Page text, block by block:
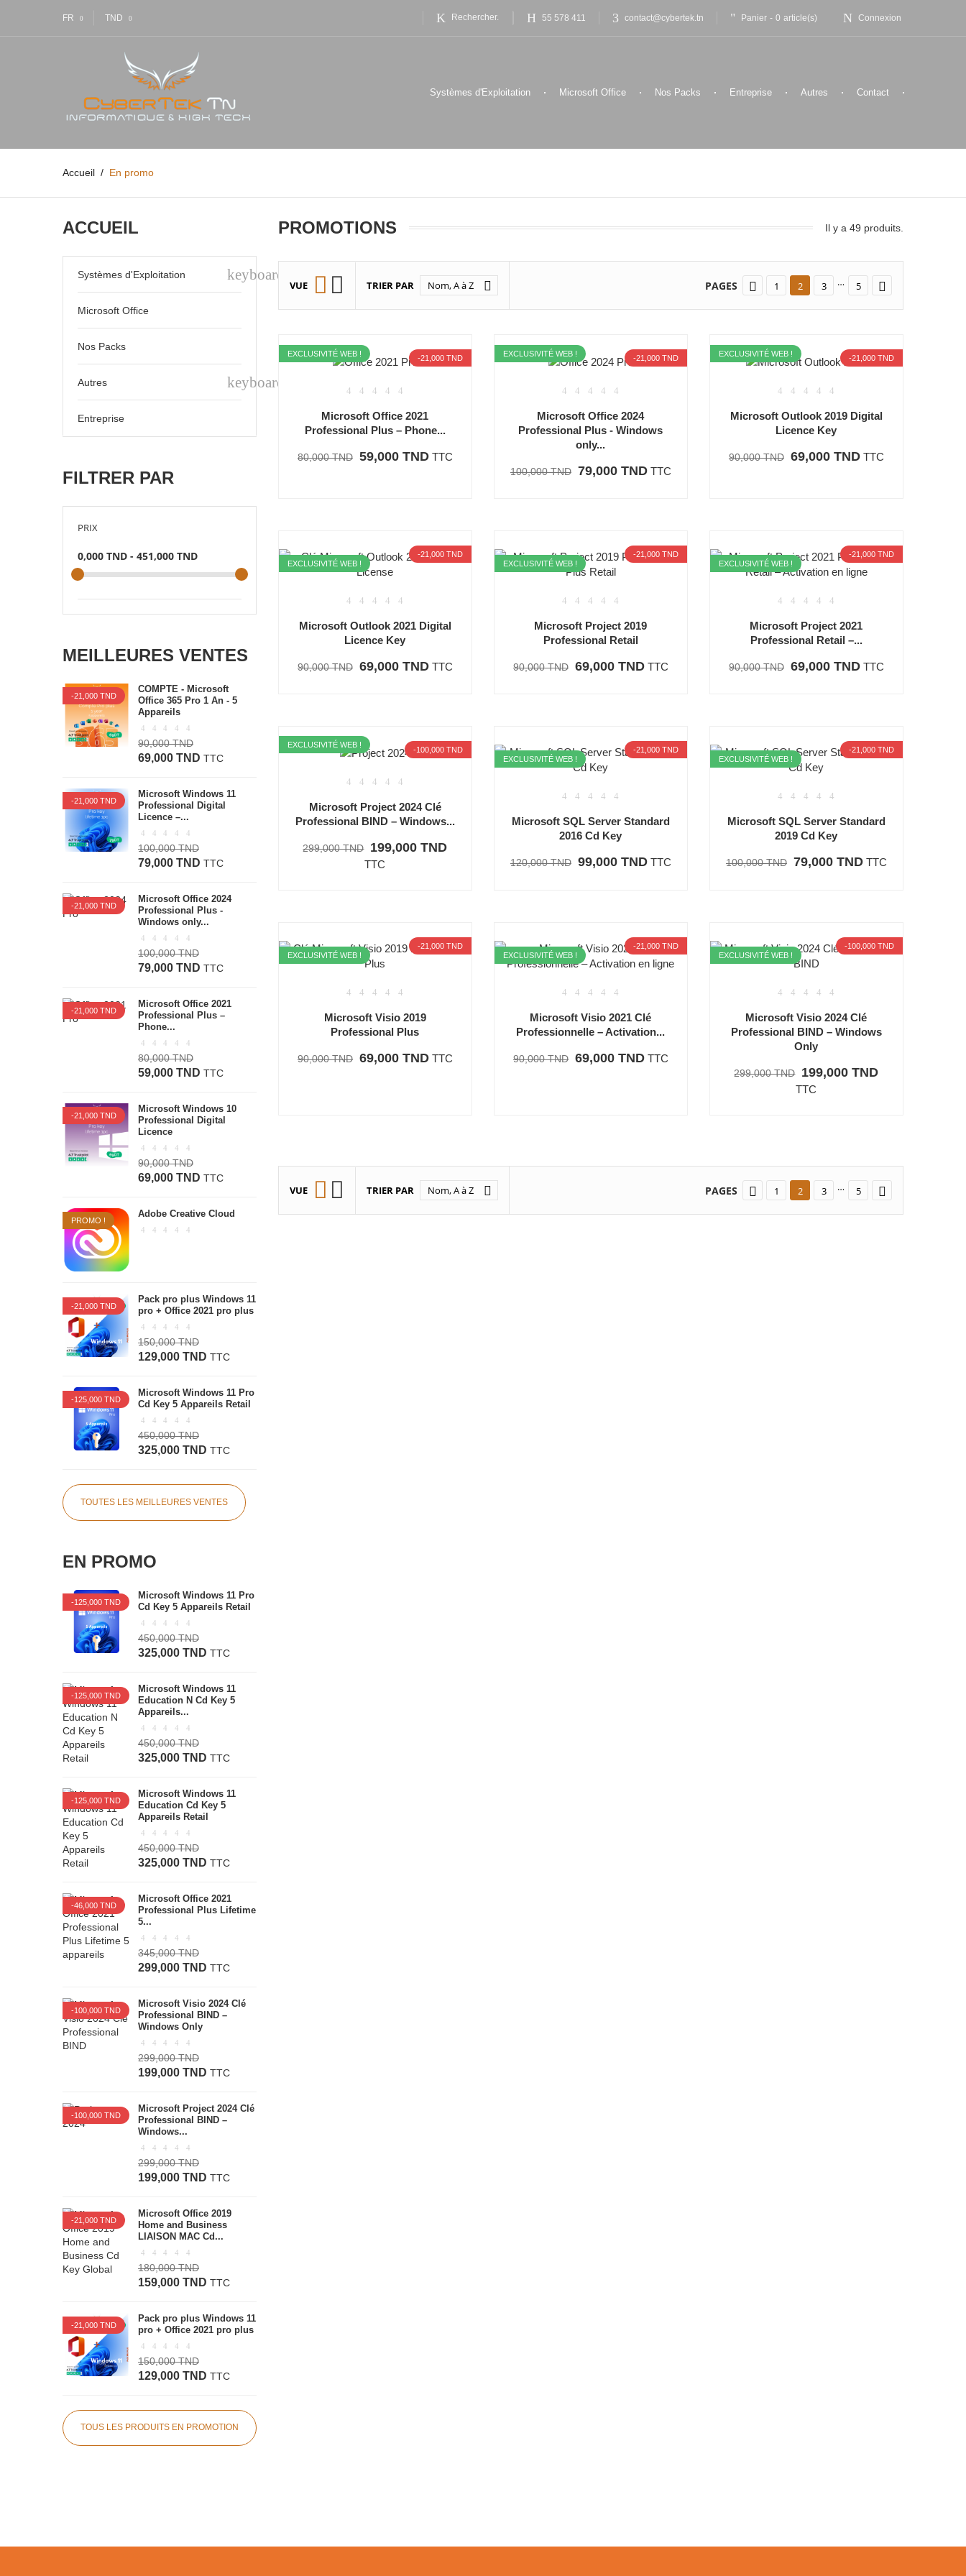
FR TND 55 578 411 contact@cybertek.tn Panier - 0 article(s) Connexion
Systèmes d'Exploitation Microsoft Office Nos Packs Entreprise Autres Contact
Accueil En promo
ACCUEIL
Systèmes d'Exploitation keyboard_arrow_down
Microsoft Office
Nos Packs
Autres keyboard_arrow_down
Entreprise
FILTRER PAR
PRIX
0,000 TND - 451,000 TND
MEILLEURES VENTES
-21,000 TND
COMPTE - Microsoft
Office 365 Pro 1 An - 5
Appareils
90,000 TND
69,000 TND TTC
-21,000 TND
Microsoft Windows 11
Professional Digital
Licence –...
100,000 TND
79,000 TND TTC
-21,000 TND
Microsoft Office 2024
Professional Plus -
Windows only...
100,000 TND
79,000 TND TTC
-21,000 TND
Microsoft Office 2021
Professional Plus –
Phone...
80,000 TND
59,000 TND TTC
-21,000 TND
Microsoft Windows 10
Professional Digital
Licence
90,000 TND
69,000 TND TTC
PROMO !
Adobe Creative Cloud
-21,000 TND
Pack pro plus Windows 11
pro + Office 2021 pro plus
150,000 TND
129,000 TND TTC
-125,000 TND
Microsoft Windows 11 Pro
Cd Key 5 Appareils Retail
450,000 TND
325,000 TND TTC
TOUTES LES MEILLEURES VENTES
EN PROMO
-125,000 TND
Microsoft Windows 11 Pro
Cd Key 5 Appareils Retail
450,000 TND
325,000 TND TTC
-125,000 TND
Microsoft Windows 11
Education N Cd Key 5
Appareils...
450,000 TND
325,000 TND TTC
-125,000 TND
Microsoft Windows 11
Education Cd Key 5
Appareils Retail
450,000 TND
325,000 TND TTC
-46,000 TND
Microsoft Office 2021
Professional Plus Lifetime
5...
345,000 TND
299,000 TND TTC
-100,000 TND
Microsoft Visio 2024 Clé
Professional BIND –
Windows Only
299,000 TND
199,000 TND TTC
-100,000 TND
Microsoft Project 2024 Clé
Professional BIND –
Windows...
299,000 TND
199,000 TND TTC
-21,000 TND
Microsoft Office 2019
Home and Business
LIAISON MAC Cd...
180,000 TND
159,000 TND TTC
-21,000 TND
Pack pro plus Windows 11
pro + Office 2021 pro plus
150,000 TND
129,000 TND TTC
TOUS LES PRODUITS EN PROMOTION
PROMOTIONS Il y a 49 produits.
VUE   TRIER PAR Nom, A à Z  PAGES  1 2 3 … 5 
-21,000 TND
EXCLUSIVITÉ WEB !
Microsoft Office 2021
Professional Plus – Phone...
80,000 TND 59,000 TNDTTC
-21,000 TND
EXCLUSIVITÉ WEB !
Microsoft Office 2024
Professional Plus - Windows
only...
100,000 TND 79,000 TNDTTC
-21,000 TND
EXCLUSIVITÉ WEB !
Microsoft Outlook 2019 Digital
Licence Key
90,000 TND 69,000 TNDTTC
-21,000 TND
EXCLUSIVITÉ WEB !
Microsoft Outlook 2021 Digital
Licence Key
90,000 TND 69,000 TNDTTC
-21,000 TND
EXCLUSIVITÉ WEB !
Microsoft Project 2019
Professional Retail
90,000 TND 69,000 TNDTTC
-21,000 TND
EXCLUSIVITÉ WEB !
Microsoft Project 2021
Professional Retail –...
90,000 TND 69,000 TNDTTC
-100,000 TND
EXCLUSIVITÉ WEB !
Microsoft Project 2024 Clé
Professional BIND – Windows...
299,000 TND 199,000 TND
TTC
-21,000 TND
EXCLUSIVITÉ WEB !
Microsoft SQL Server Standard
2016 Cd Key
120,000 TND 99,000 TNDTTC
-21,000 TND
EXCLUSIVITÉ WEB !
Microsoft SQL Server Standard
2019 Cd Key
100,000 TND 79,000 TNDTTC
-21,000 TND
EXCLUSIVITÉ WEB !
Microsoft Visio 2019
Professional Plus
90,000 TND 69,000 TNDTTC
-21,000 TND
EXCLUSIVITÉ WEB !
Microsoft Visio 2021 Clé
Professionnelle – Activation...
90,000 TND 69,000 TNDTTC
-100,000 TND
EXCLUSIVITÉ WEB !
Microsoft Visio 2024 Clé
Professional BIND – Windows
Only
299,000 TND 199,000 TND
TTC
VUE   TRIER PAR Nom, A à Z  PAGES  1 2 3 … 5 